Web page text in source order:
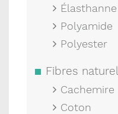
Élasthanne
Polyamide
Polyester
Fibres
Cachemire
Coton